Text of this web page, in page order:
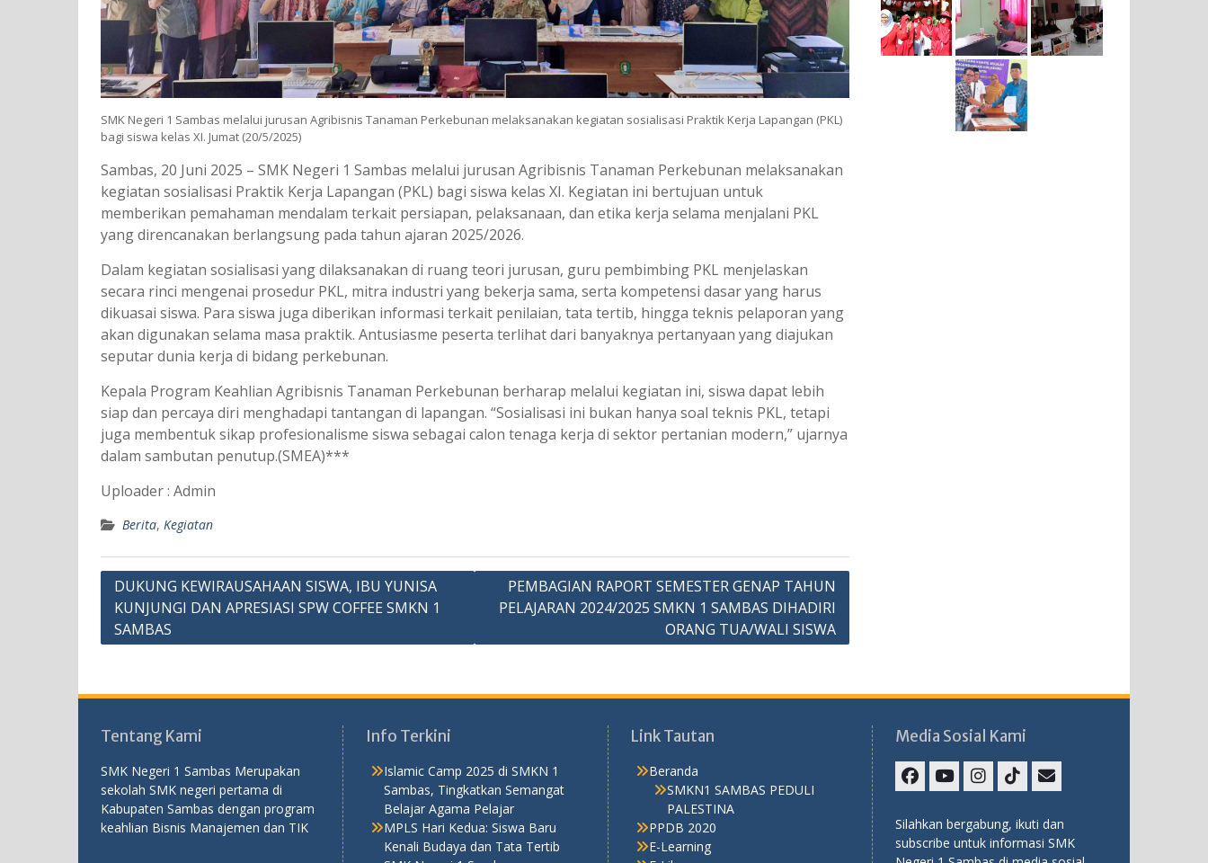
SMK Negeri 1 Sambas melalui jurusan Agribisnis Tanaman Perkebunan melaksanakan kegiatan sosialisasi Praktik Kerja Lapangan (PKL)
bagi siswa kelas XI. Jumat (20/5/2025)
Sambas, 20 Juni 2025 – SMK Negeri 1 Sambas melalui jurusan Agribisnis Tanaman Perkebunan melaksanakan
kegiatan sosialisasi Praktik Kerja Lapangan (PKL) bagi siswa kelas XI. Kegiatan ini bertujuan untuk
memberikan pemahaman mendalam terkait persiapan, pelaksanaan, dan etika kerja selama menjalani PKL
yang direncanakan berlangsung pada tahun ajaran 2025/2026.
Dalam kegiatan sosialisasi yang dilaksanakan di ruang teori jurusan, guru pembimbing PKL menjelaskan
secara rinci mengenai prosedur PKL, mitra industri yang bekerja sama, serta kompetensi dasar yang harus
dikuasai siswa. Para siswa juga diberikan informasi terkait penilaian, tata tertib, hingga teknis pelaporan yang
akan digunakan selama masa praktik. Antusiasme peserta terlihat dari banyaknya pertanyaan yang diajukan
seputar dunia kerja di bidang perkebunan.
Kepala Program Keahlian Agribisnis Tanaman Perkebunan berharap melalui kegiatan ini, siswa dapat lebih
siap dan percaya diri menghadapi tantangan di lapangan. “Sosialisasi ini bukan hanya soal teknis PKL, tetapi
juga membentuk sikap profesionalisme siswa sebagai calon tenaga kerja di sektor pertanian modern,” ujarnya
dalam sambutan penutup.(SMEA)***
Uploader : Admin
Berita, Kegiatan
Navigasi
pos
DUKUNG KEWIRAUSAHAAN SISWA, IBU YUNISA
KUNJUNGI DAN APRESIASI SPW COFFEE SMKN 1
SAMBAS
PEMBAGIAN RAPORT SEMESTER GENAP TAHUN
PELAJARAN 2024/2025 SMKN 1 SAMBAS DIHADIRI
ORANG TUA/WALI SISWA
Tentang Kami
SMK Negeri 1 Sambas Merupakan
sekolah SMK negeri pertama di
Kabupaten Sambas dengan program
keahlian Bisnis Manajemen dan TIK
Info Terkini
Islamic Camp 2025 di SMKN 1
Sambas, Tingkatkan Semangat
Belajar Agama Pelajar
MPLS Hari Kedua: Siswa Baru
Kenali Budaya dan Tata Tertib
Link Tautan
Beranda
SMKN1 SAMBAS PEDULI
PALESTINA
PPDB 2020
E-Learning
Media Sosial Kami
Silahkan bergabung, ikuti dan
subscribe untuk informasi SMK